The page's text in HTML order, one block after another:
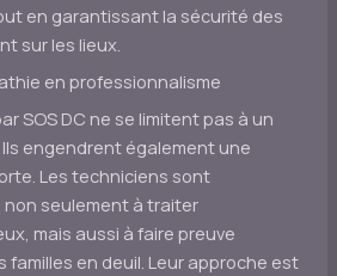
en garantissant la sécurité des
sur les lieux.
en professionnalisme
SOS DC ne se limitent pas à un
engendrent également une
Les techniciens sont
seulement à traiter
mais aussi à faire preuve
familles en deuil. Leur approche est